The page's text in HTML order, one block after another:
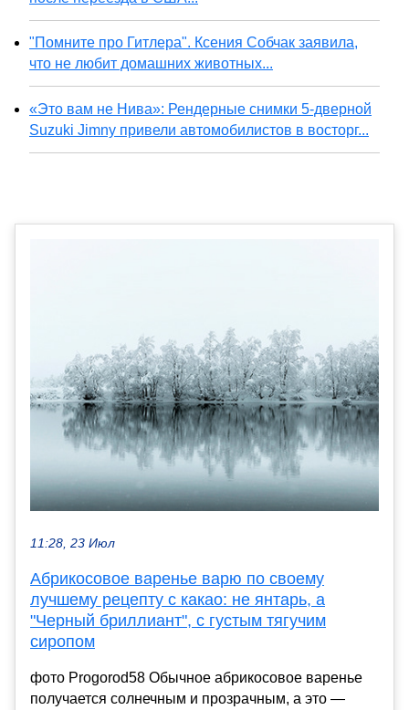
"Помните про Гитлера". Ксения Собчак заявила,
что не любит домашних животных...
«Это вам не Нива»: Рендерные снимки 5-дверной
Suzuki Jimny привели автомобилистов в восторг...
11:28, 23 Июл
Абрикосовое варенье варю по своему
лучшему рецепту с какао: не янтарь, а
"Черный бриллиант", с густым тягучим
сиропом
фото Progorod58 Обычное абрикосовое варенье
получается солнечным и прозрачным, а это —